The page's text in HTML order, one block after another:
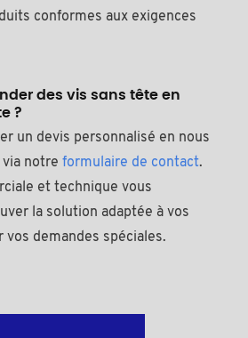
conformes aux exigences
des vis sans tête en
?
un devis personnalisé en nous
via notre formulaire de contact.
et technique vous
la solution adaptée à vos
demandes spéciales.